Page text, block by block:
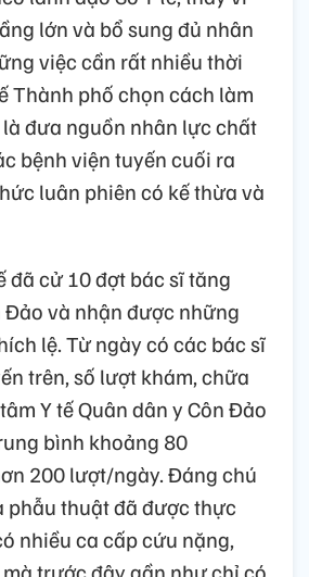
lớn và bổ sung đủ nhân
việc cần rất nhiều thời
Thành phố chọn cách làm
đưa nguồn nhân lực chất
bệnh viện tuyến cuối ra
luân phiên có kế thừa và
đã cử 10 đợt bác sĩ tăng
và nhận được những
lệ. Từ ngày có các bác sĩ
trên, số lượt khám, chữa
Y tế Quân dân y Côn Đảo
bình khoảng 80
200 lượt/ngày. Đáng chú
phẫu thuật đã được thực
nhiều ca cấp cứu nặng,